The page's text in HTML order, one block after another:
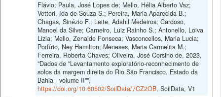
Flávio; Paula, José Lopes de; Mello, Hélia Alberto Vaz;
Vettori, Ida de Souza S.; Pereira, Maria Aparecida B.;
Chagas, Sinézio F.; Leite, Adahil Medeiros; Cardoso,
Manoel da Silve; Carneiro, Luiz Rainho S.; Antonello, Loiva
Lizia; Mello, Zenaide Fonseca; Vasconcellos, Maria Lucia;
Porfírio, Ney Hamilton; Meneses, Maria Carmelita M.;
Ferreira, Roberta Chaves; Oliveira, José Corsino de, 2023,
"Dados de "Levantamento exploratório-reconhecimento de
solos da margem direita do Rio São Francisco. Estado da
Bahia - volume II"",
https://doi.org/10.60502/SoilData/7CZ2OB, SoilData, V1